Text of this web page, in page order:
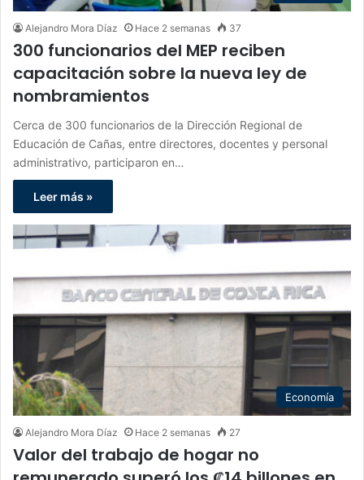
Alejandro Mora Díaz Hace 2 semanas 37
300 funcionarios del MEP reciben
capacitación sobre la nueva ley de
nombramientos
Cerca de 300 funcionarios de la Dirección Regional de
Educación de Cañas, entre directores, docentes y personal
administrativo, participaron en…
Leer más »
Economía
Alejandro Mora Díaz Hace 2 semanas 27
Valor del trabajo de hogar no